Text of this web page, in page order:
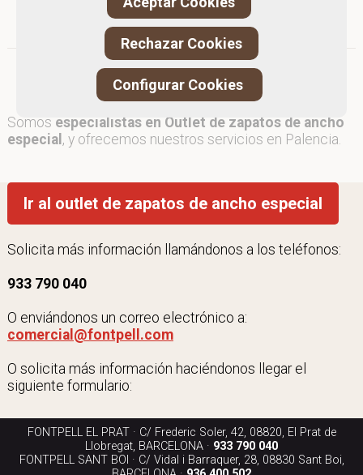
lunes.
Somos especialistas en Outlet de zapatos de ancho
especial , y ofrecemos nuestros servicios en Palencia.
Ir al outlet de zapatos de ancho especial
Solicita más información llamándonos a los teléfonos:
933 790 040
O enviándonos un correo electrónico a:
comercial@fontpell.com
O solicita más información haciéndonos llegar el
siguiente formulario:
FONTPELL EL PRAT · C/ Frederic Soler, 42, 08820, El Prat de
Llobregat, BARCELONA · 933 790 040
FONTPELL SANT BOI · C/ Vidal i Barraquer, 28, 08830 Sant Boi,
Rechazar Cookies
Configurar Cookies